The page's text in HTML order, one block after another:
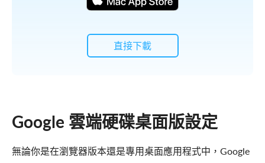
直接下載
Google 雲端硬碟桌面版設定
無論你是在瀏覽器版本還是專用桌面應用程式中，Google